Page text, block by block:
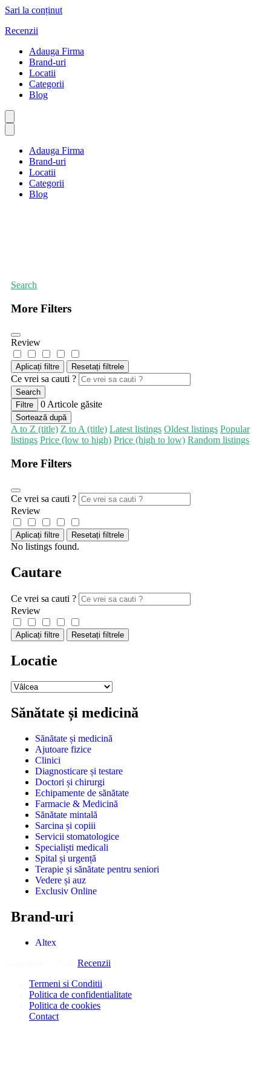
Sari la conținut
Recenzii
Adauga Firma
Brand-uri
Locatii
Categorii
Blog
Adauga Firma
Brand-uri
Locatii
Categorii
Blog
Search
More Filters
Review
Aplicați filtre Resetați filtrele
Ce vrei sa cauti ?
Search
Filtre
0 Articole găsite
Sortează după
A to Z (title) Z to A (title) Latest listings Oldest listings Popular
listings Price (low to high) Price (high to low) Random listings
More Filters
Ce vrei sa cauti ?
Review
Aplicați filtre Resetați filtrele
No listings found.
Cautare
Ce vrei sa cauti ?
Review
Aplicați filtre Resetați filtrele
Locatie
Sănătate și medicină
Sănătate și medicină
Ajutoare fizice
Clinici
Diagnosticare și testare
Doctori și chirurgi
Echipamente de sănătate
Farmacie & Medicină
Sănătate mintală
Sarcina și copiii
Servicii stomatologice
Specialiști medicali
Spital și urgență
Terapie și sănătate pentru seniori
Vedere și auz
Exclusiv Online
Brand-uri
Altex
Recenzii
Termeni si Conditii
Politica de confidentialitate
Politica de cookies
Contact